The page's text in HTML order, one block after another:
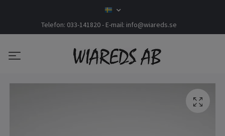
Telefon: 033-141820 - E-mail: info@wiareds.se